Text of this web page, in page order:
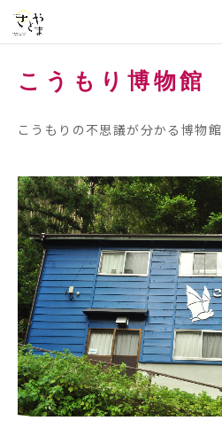
メ
ニ
こうもり博物館
こうもりの不思議が分かる博物館